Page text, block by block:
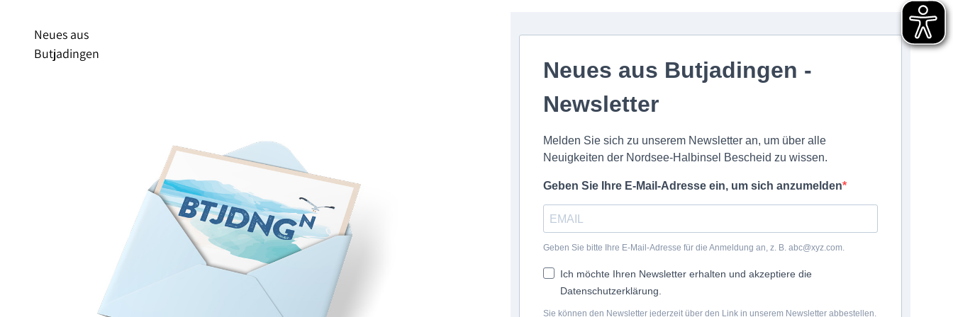
Neues aus
Butjadingen
Neues aus Butjadingen -
Newsletter
Melden Sie sich zu unserem Newsletter an, um über alle
Neuigkeiten der Nordsee-Halbinsel Bescheid zu wissen.
Geben Sie Ihre E-Mail-Adresse ein, um sich anzumelden
Geben Sie bitte Ihre E-Mail-Adresse für die Anmeldung an, z. B. abc@xyz.com.
Ich möchte Ihren Newsletter erhalten und akzeptiere die
Datenschutzerklärung.
Sie können den Newsletter jederzeit über den Link in unserem Newsletter abbestellen.